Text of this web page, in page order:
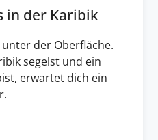
in der Karibik
der Oberfläche.
segelst und ein
erwartet dich ein